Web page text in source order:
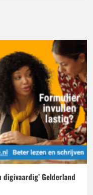
digivaardig’ Gelderland